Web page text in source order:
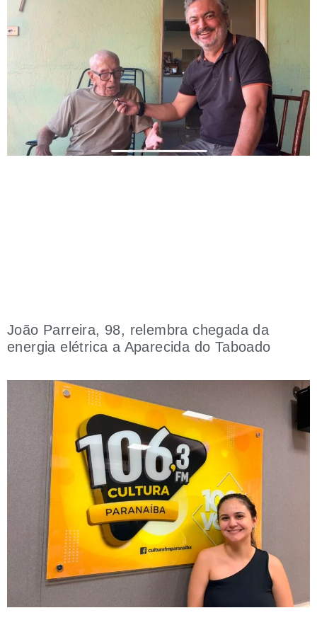
João Parreira, 98, relembra chegada da
energia elétrica a Aparecida do Taboado